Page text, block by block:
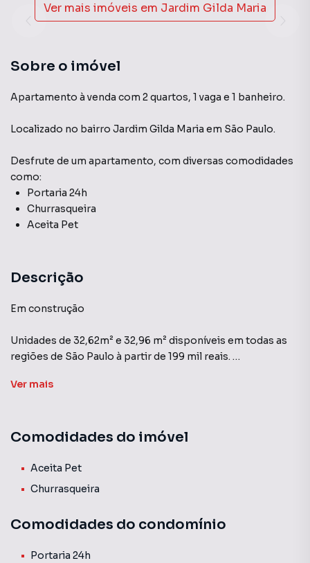
Ver mais imóveis em Jardim Gilda Maria
Sobre o imóvel
Apartamento à venda com 2 quartos, 1 vaga e 1 banheiro.
Localizado no bairro Jardim Gilda Maria em São Paulo.
Desfrute de um apartamento, com diversas comodidades
como:
Portaria 24h
Churrasqueira
Aceita Pet
Descrição
Em construção
Unidades de 32,62m² e 32,96 m² disponíveis em todas as
regiões de São Paulo à partir de 199 mil reais.
completo
casa própria.
- Sinal a partir de R$150,00
- Aprovação para rendas a partir de R$ 2.500,00
Minha Casa Minha Vida
- Financiamento facilitado com parcelas que cabem no seu
Ver mais
Comodidades do imóvel
Aceita Pet
Churrasqueira
Comodidades do condomínio
Portaria 24h